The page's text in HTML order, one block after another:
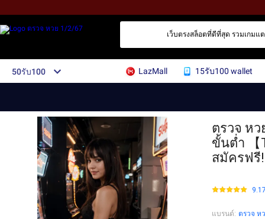
เว็บตรงสล็อตที่ดีที่สุด รวมเกมแ
50รับ100 LazMall 15รับ100 wallet
ตรวจ หว
ขั้นต่ำ 【
สมัครฟรี!
แบรนด์: ตรวจ ห